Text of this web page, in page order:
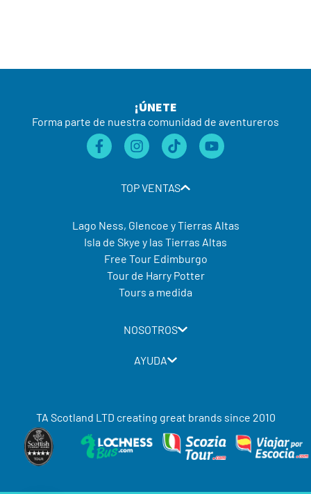
¡ÚNETE
Forma parte de nuestra comunidad de aventureros
TOP VENTAS
Lago Ness, Glencoe y Tierras Altas
Isla de Skye y las Tierras Altas
Free Tour Edimburgo
Tour de Harry Potter
Tours a medida
NOSOTROS
AYUDA
TA Scotland LTD creating great brands since 2010